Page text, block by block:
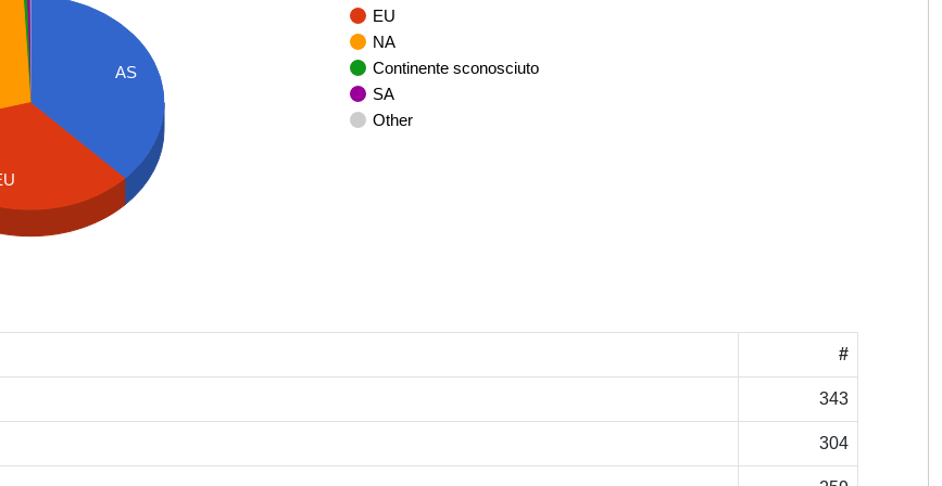
EU
NA
Continente sconosciuto
SA
Other
AS
#
343
304